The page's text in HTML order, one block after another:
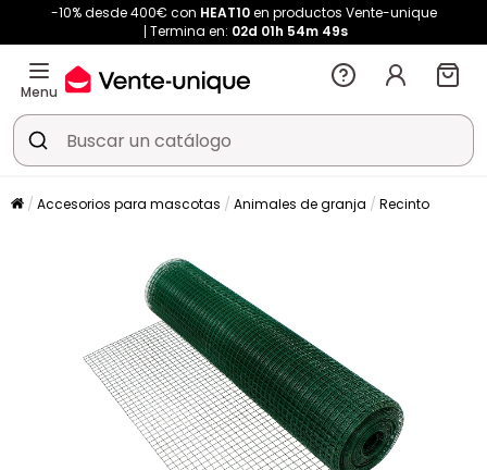
-10% desde 400€ con HEAT10en productos Vente-unique
Termina en: 02d 01h 54m 48s
Menu
Accesorios para mascotas Animales de granja Recinto